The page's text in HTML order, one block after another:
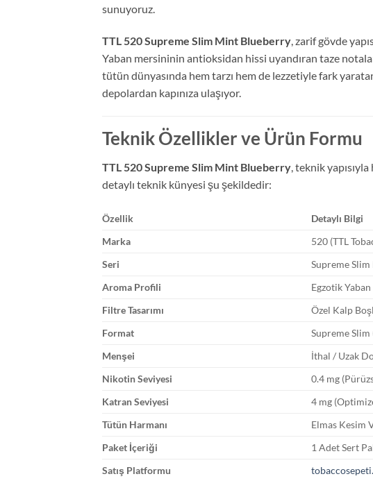
sunuyoruz.
TTL 520 Supreme Slim Mint Blueberry , zarif gövde
Yaban mersininin antioksidan hissi uyandıran taze
tütün dünyasında hem tarzı hem de lezzetiyle fark
depolardan kapınıza ulaşıyor.
Teknik Özellikler ve Ürün Formu
TTL 520 Supreme Slim Mint Blueberry, teknik
detaylı teknik künyesi şu şekildedir:
Özellik
Detaylı Bilgi
Marka
520 (TTL
Seri
Supreme
Aroma Profili
Egzotik
Filtre Tasarımı
Özel Kalp
Format
Supreme
Menşei
İthal / Uzak
Nikotin Seviyesi
0.4 mg
Katran Seviyesi
4 mg
Tütün Harmanı
Elmas Kesim
Paket İçeriği
1 Adet Sert
Satış Platformu